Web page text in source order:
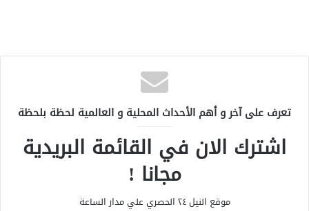
تعرف على آخر و أهم الأحداث المحلية و العالمية لحظة بلحظة
اشترك الان في القائمة البريدية
مجانا !
موقع النيل ٢٤ الحصري علي مدار الساعة